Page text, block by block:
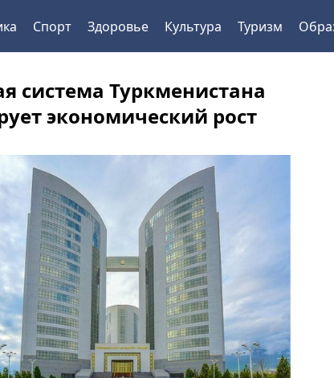
Спорт Здоровье Культура Туризм
система Туркменистана
экономический рост